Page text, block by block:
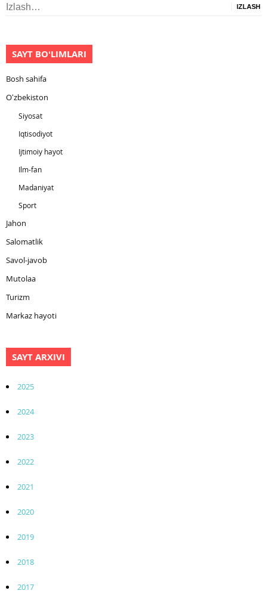
Izlash:
SAYT BOʻLIMLARI
Bosh sahifa
Oʻzbekiston
Siyosat
Iqtisodiyot
Ijtimoiy hayot
Ilm-fan
Madaniyat
Sport
Jahon
Salomatlik
Savol-javob
Mutolaa
Turizm
Markaz hayoti
SAYT ARXIVI
2025
2024
2023
2022
2021
2020
2019
2018
2017